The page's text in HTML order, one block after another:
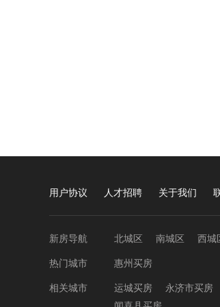
用户协议 人才招聘 关于我们
新房导航 北城区 南城区 西城
热门城市 惠州买房
相关城市 运城买房 永济市买房